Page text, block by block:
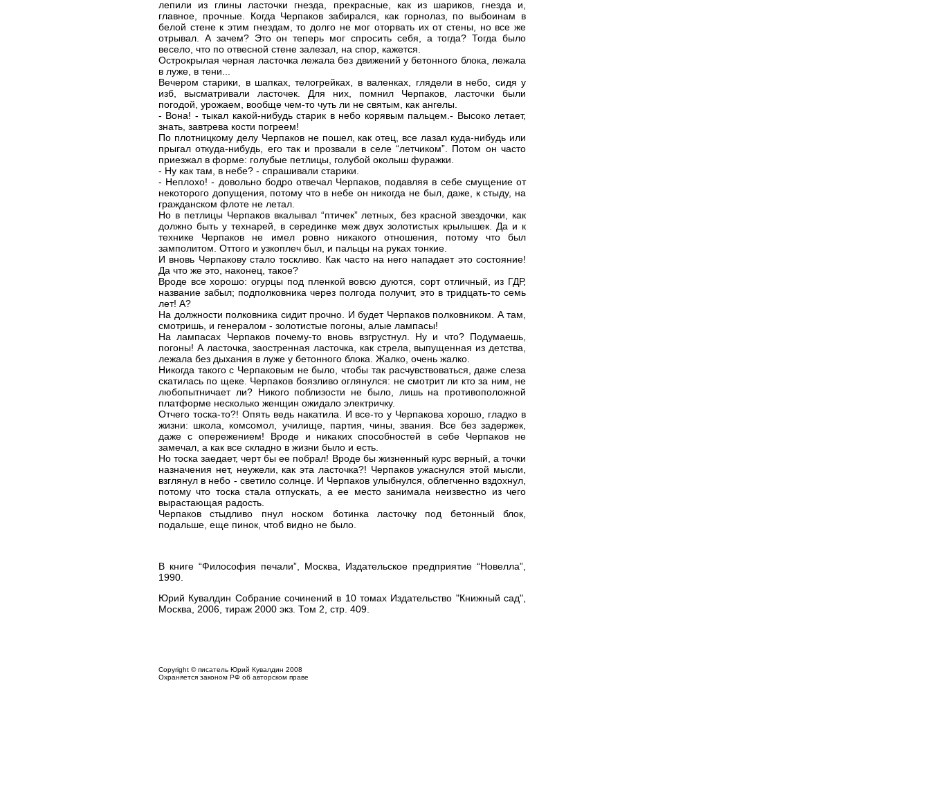
лепили из глины ласточки гнезда, прекрасные, как из шариков, гнезда и,
главное, прочные. Когда Черпаков забирался, как горнолаз, по выбоинам в
белой стене к этим гнездам, то долго не мог оторвать их от стены, но все же
отрывал. А зачем? Это он теперь мог спросить себя, а тогда? Тогда было
весело, что по отвесной стене залезал, на спор, кажется.
Острокрылая черная ласточка лежала без движений у бетонного блока, лежала
в луже, в тени...
Вечером старики, в шапках, телогрейках, в валенках, глядели в небо, сидя у
изб, высматривали ласточек. Для них, помнил Черпаков, ласточки были
погодой, урожаем, вообще чем-то чуть ли не святым, как ангелы.
- Вона! - тыкал какой-нибудь старик в небо корявым пальцем.- Высоко летает,
знать, завтрева кости погреем!
По плотницкому делу Черпаков не пошел, как отец, все лазал куда-нибудь или
прыгал откуда-нибудь, его так и прозвали в селе “летчиком”. Потом он часто
приезжал в форме: голубые петлицы, голубой околыш фуражки.
- Ну как там, в небе? - спрашивали старики.
- Неплохо! - довольно бодро отвечал Черпаков, подавляя в себе смущение от
некоторого допущения, потому что в небе он никогда не был, даже, к стыду, на
гражданском флоте не летал.
Но в петлицы Черпаков вкалывал “птичек” летных, без красной звездочки, как
должно быть у технарей, в серединке меж двух золотистых крылышек. Да и к
технике Черпаков не имел ровно никакого отношения, потому что был
замполитом. Оттого и узкоплеч был, и пальцы на руках тонкие.
И вновь Черпакову стало тоскливо. Как часто на него нападает это состояние!
Да что же это, наконец, такое?
Вроде все хорошо: огурцы под пленкой вовсю дуются, сорт отличный, из ГДР,
название забыл; подполковника через полгода получит, это в тридцать-то семь
лет! А?
На должности полковника сидит прочно. И будет Черпаков полковником. А там,
смотришь, и генералом - золотистые погоны, алые лампасы!
На лампасах Черпаков почему-то вновь взгрустнул. Ну и что? Подумаешь,
погоны! А ласточка, заостренная ласточка, как стрела, выпущенная из детства,
лежала без дыхания в луже у бетонного блока. Жалко, очень жалко.
Никогда такого с Черпаковым не было, чтобы так расчувствоваться, даже слеза
скатилась по щеке. Черпаков боязливо оглянулся: не смотрит ли кто за ним, не
любопытничает ли? Никого поблизости не было, лишь на противоположной
платформе несколько женщин ожидало электричку.
Отчего тоска-то?! Опять ведь накатила. И все-то у Черпакова хорошо, гладко в
жизни: школа, комсомол, училище, партия, чины, звания. Все без задержек,
даже с опережением! Вроде и никаких способностей в себе Черпаков не
замечал, а как все складно в жизни было и есть.
Но тоска заедает, черт бы ее побрал! Вроде бы жизненный курс верный, а точки
назначения нет, неужели, как эта ласточка?! Черпаков ужаснулся этой мысли,
взглянул в небо - светило солнце. И Черпаков улыбнулся, облегченно вздохнул,
потому что тоска стала отпускать, а ее место занимала неизвестно из чего
вырастающая радость.
Черпаков стыдливо пнул носком ботинка ласточку под бетонный блок,
подальше, еще пинок, чтоб видно не было.
В книге “Философия печали”, Москва, Издательское предприятие “Новелла”,
1990.
Юрий Кувалдин Собрание сочинений в 10 томах Издательство "Книжный сад",
Москва, 2006, тираж 2000 экз. Том 2, стр. 409.
Copyright © писатель Юрий Кувалдин 2008
Охраняется законом РФ об авторском праве